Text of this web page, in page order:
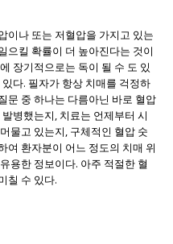
이나 또는 저혈압을 가지고 있는
으킬 확률이 더 높아진다는 것이
장기적으로는 독이 될 수 도 있
다. 필자가 항상 치매를 걱정하
문 중 하나는 다름아닌 바로 혈압
병했는지, 치료는 언제부터 시
물고 있는지, 구체적인 혈압 숫
여 환자분이 어느 정도의 치매 위
용한 정보이다. 아주 적절한 혈
칠 수 있다.